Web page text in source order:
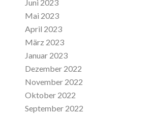
Juni 2023
Mai 2023
April 2023
März 2023
Januar 2023
Dezember 2022
November 2022
Oktober 2022
September 2022